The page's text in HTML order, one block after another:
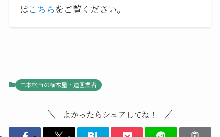
はこちらをご覧ください。
二本松市の植木屋・造園業者
よかったらシェアしてね！